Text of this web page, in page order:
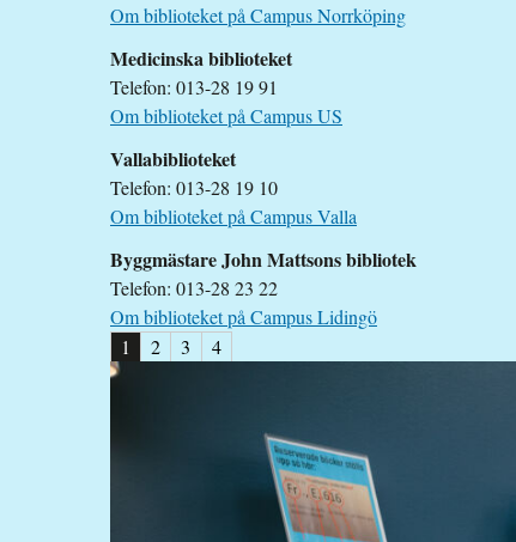
Om biblioteket på Campus Norrköping
Medicinska biblioteket
Telefon: 013-28 19 91
Om biblioteket på Campus US
Vallabiblioteket
Telefon: 013-28 19 10
Om biblioteket på Campus Valla
Byggmästare John Mattsons bibliotek
Telefon: 013-28 23 22
Om biblioteket på Campus Lidingö
1
2 3 4